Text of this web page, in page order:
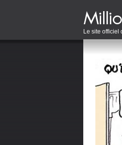
Le site officiel